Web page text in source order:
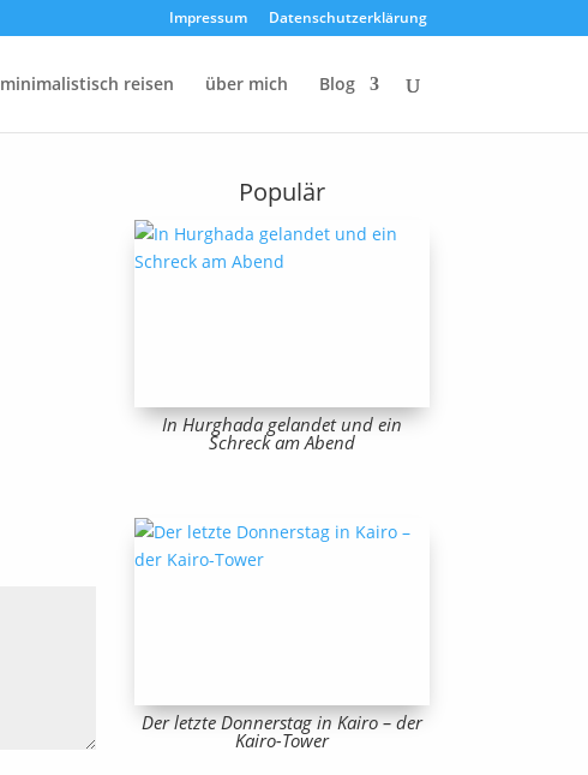
Impressum Datenschutzerklärung
minimalistisch reisen über mich Blog
Populär
In Hurghada gelandet und ein
Schreck am Abend
Der letzte Donnerstag in Kairo – der
Kairo-Tower